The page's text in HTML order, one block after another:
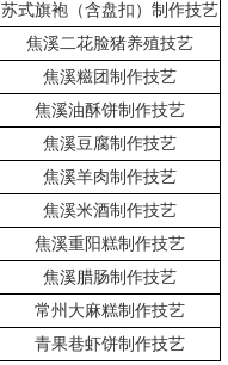
苏式旗袍（含盘扣）制作技艺
焦溪二花脸猪养殖技艺
焦溪糍团制作技艺
焦溪油酥饼制作技艺
焦溪豆腐制作技艺
焦溪羊肉制作技艺
焦溪米酒制作技艺
焦溪重阳糕制作技艺
焦溪腊肠制作技艺
常州大麻糕制作技艺
青果巷虾饼制作技艺